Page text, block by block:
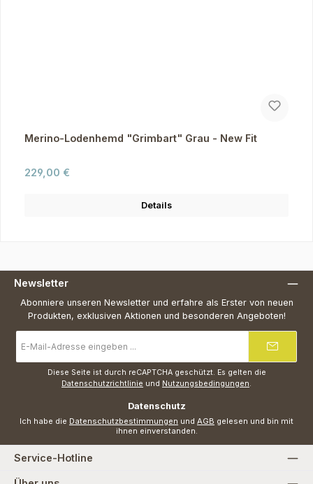
Merino-Lodenhemd "Grimbart" Grau - New Fit
Regulärer Preis:
229,00 €
Details
Newsletter
Abonniere unseren Newsletter und erfahre als Erster von neuen
Produkten, exklusiven Aktionen und besonderen Angeboten!
Mail-
Adresse
Diese Seite ist durch reCAPTCHA geschützt. Es gelten die
Datenschutzrichtlinie und Nutzungsbedingungen.
Datenschutz
Ich habe die Datenschutzbestimmungen und AGB gelesen und bin mit
ihnen einverstanden.
Service-Hotline